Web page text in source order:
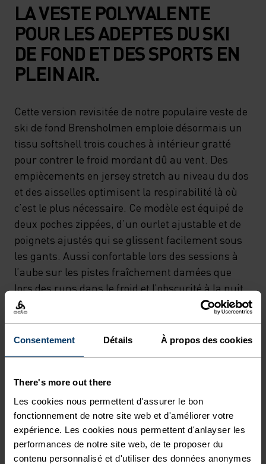
Consentement Détails À propos des cookies
There's more out there
Les cookies nous permettent d'assurer le bon
fonctionnement de notre site web et d'améliorer votre
expérience. Les cookies nous permettent d'anlayser les
performances de notre site web, de te proposer du
contenu personnalisé et d'utiliser des données anonymes
LA VESTE POLYVALENTE
POUR LES ADEPTES DU SKI
DE FOND ET DES SPORTS EN
PLEIN AIR.
Cette version revisitée de notre populaire veste de
ski de fond Brensholmen emploie désormais un
tissu softshell trois couches à intérieur gratté
pour contrer le froid mordant dû au vent. Des
empiècements en jersey stretch au niveau du dos
et des aisselles optimisent la respirabilité là où
c’est le plus nécessaire. Ce modèle est équipé de
deux poches zippées, d’un ourlet ajustable et de
poignets ajustés qui se glissent facilement sous
les gants. Aussi confortable lors des sessions à
l’aube sur les pistes fraîchement damées que
lors des runs dans le froid et l’obscurité à la nuit
tombante. Polyvalence et performance pour les
entraînements hivernaux.
LE SKI DE FOND RÉINVENTÉ
Le ski nordique autrement. Des vêtements
techniques et fonctionnels, le style en plus.